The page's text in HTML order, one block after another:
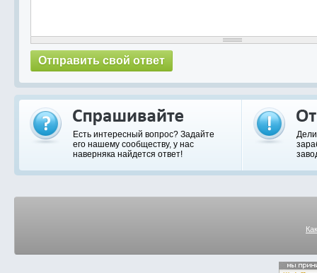
Есть интересный вопрос? Задайте
его нашему сообществу, у нас
наверняка найдется ответ!